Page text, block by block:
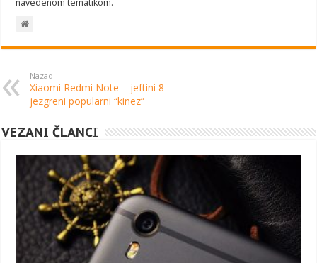
navedenom tematikom.
Nazad
Xiaomi Redmi Note – jeftini 8-
jezgreni popularni “kinez”
VEZANI ČLANCI